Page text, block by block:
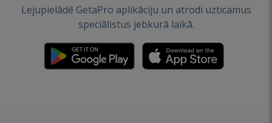
Lejupielādē GetaPro aplikāciju un atrodi uzticamus
speciālistus jebkurā laikā.